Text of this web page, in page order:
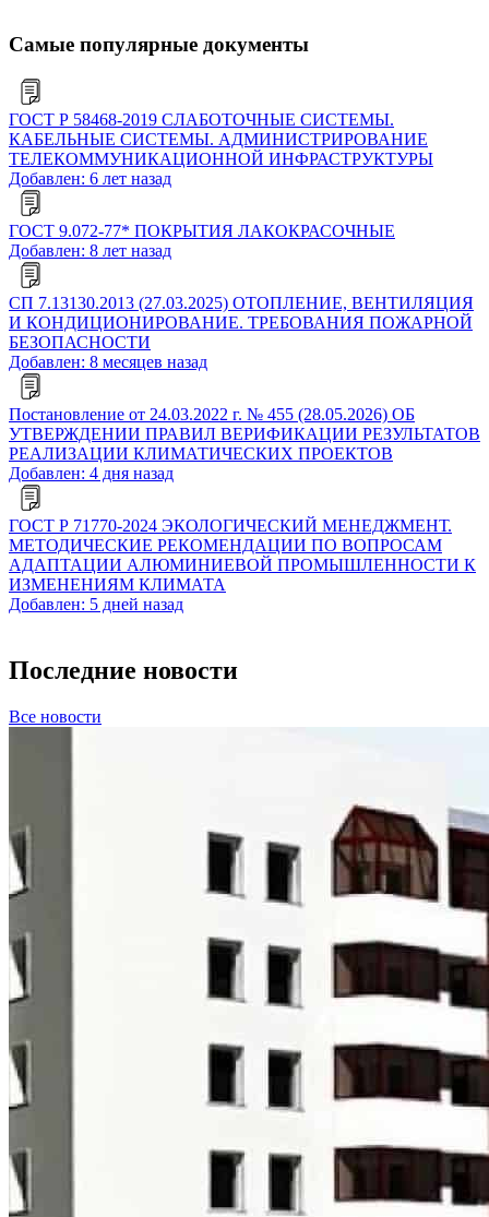
Самые популярные документы
ГОСТ Р 58468-2019 СЛАБОТОЧНЫЕ СИСТЕМЫ.
КАБЕЛЬНЫЕ СИСТЕМЫ. АДМИНИСТРИРОВАНИЕ
ТЕЛЕКОММУНИКАЦИОННОЙ ИНФРАСТРУКТУРЫ
Добавлен: 6 лет назад
ГОСТ 9.072-77* ПОКРЫТИЯ ЛАКОКРАСОЧНЫЕ
Добавлен: 8 лет назад
СП 7.13130.2013 (27.03.2025) ОТОПЛЕНИЕ, ВЕНТИЛЯЦИЯ
И КОНДИЦИОНИРОВАНИЕ. ТРЕБОВАНИЯ ПОЖАРНОЙ
БЕЗОПАСНОСТИ
Добавлен: 8 месяцев назад
Постановление от 24.03.2022 г. № 455 (28.05.2026) ОБ
УТВЕРЖДЕНИИ ПРАВИЛ ВЕРИФИКАЦИИ РЕЗУЛЬТАТОВ
РЕАЛИЗАЦИИ КЛИМАТИЧЕСКИХ ПРОЕКТОВ
Добавлен: 4 дня назад
ГОСТ Р 71770-2024 ЭКОЛОГИЧЕСКИЙ МЕНЕДЖМЕНТ.
МЕТОДИЧЕСКИЕ РЕКОМЕНДАЦИИ ПО ВОПРОСАМ
АДАПТАЦИИ АЛЮМИНИЕВОЙ ПРОМЫШЛЕННОСТИ К
ИЗМЕНЕНИЯМ КЛИМАТА
Добавлен: 5 дней назад
Последние новости
Все новости